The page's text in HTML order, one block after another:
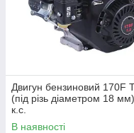
Двигун бензиновий 170F
(під різь діаметром 18
к.с.
В наявності